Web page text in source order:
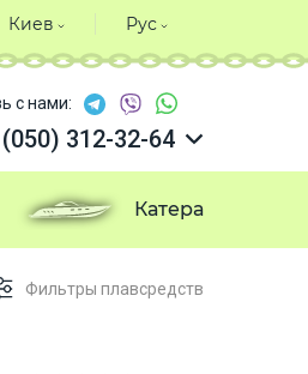
Фильтры плавсредств
Киев Рус
с нами:
(050) 312-32-64
(050) 312-32-64
(050) 312-32-64
(050) 312-32-64
Катера